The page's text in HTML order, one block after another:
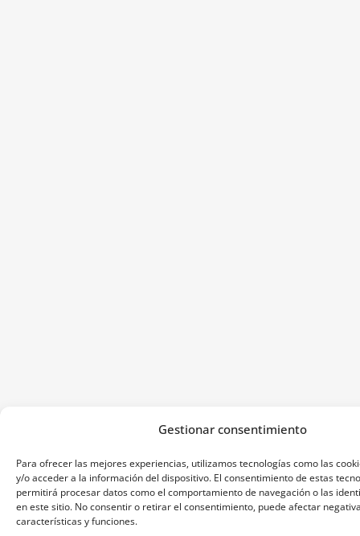
Gestionar consentimiento
Para ofrecer las mejores experiencias, utilizamos tecnologías como las
y/o acceder a la información del dispositivo. El consentimiento de estas
permitirá procesar datos como el comportamiento de navegación o las
en este sitio. No consentir o retirar el consentimiento, puede afectar
características y funciones.